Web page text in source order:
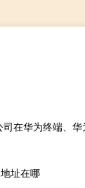
址在哪